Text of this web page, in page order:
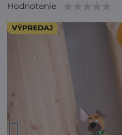
VÝPREDAJ
Hodnotenie